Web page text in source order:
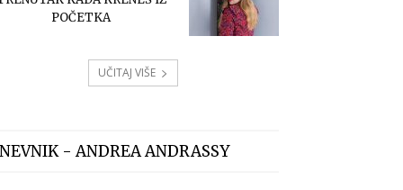
POČETKA
UČITAJ VIŠE
- ANDREA ANDRASSY